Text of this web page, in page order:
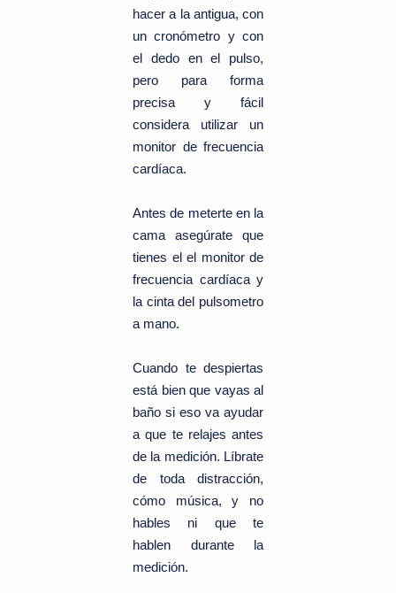
hacer a la antigua, con
un cronómetro y con
el dedo en el pulso,
pero para forma
precisa y fácil
considera utilizar un
monitor de frecuencia
cardíaca.
Antes de meterte en la
cama asegúrate que
tienes el el monitor de
frecuencia cardíaca y
la cinta del pulsometro
a mano.
Cuando te despiertas
está bien que vayas al
baño si eso va ayudar
a que te relajes antes
de la medición. Líbrate
de toda distracción,
cómo música, y no
hables ni que te
hablen durante la
medición.